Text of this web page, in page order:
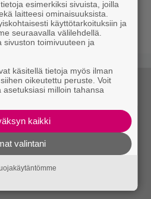
Megadethiä
esimerkiksi sivuista, joilla
laitteesi ominaisuuksista.
käyttötarkoituksiin ja
seuraavalla välilehdellä.
sivuston toimivuuteen ja
käsitellä tietoja myös ilman
oikeutettu peruste. Voit
milloin tahansa
kaikki
valintani